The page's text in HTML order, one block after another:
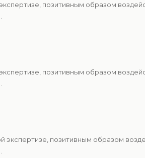
позитивным образом
позитивным образом
позитивным образом